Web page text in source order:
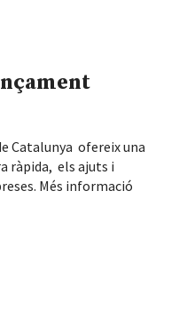
Catalunya ofereix una
ràpida, els ajuts i
Més informació